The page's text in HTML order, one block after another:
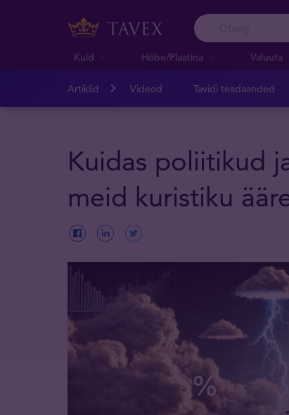
Kuld Hõbe/Plaatina Valuuta
Artiklid Videod Tavidi teadaanded
Kuidas poliitikud
meid kuristiku